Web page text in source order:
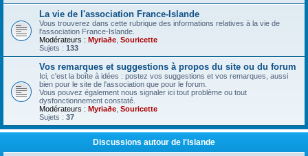
La vie de l'association France-Islande
Vous trouverez dans cette rubrique des informations relatives à la vie de
l'association France-Islande.
Modérateurs : Myriaðe Souricette
Sujets : 133
Vos remarques et suggestions à propos du site ou du forum
Ici, c'est la boîte à idées : postez vos suggestions et vos remarques, aussi
bien pour le site de l'association que pour le forum.
Vous pouvez également nous signaler ici tout problème ou tout
dysfonctionnement constaté.
Modérateurs : Myriaðe Souricette
Sujets : 37
Discussions autour de l'Islande